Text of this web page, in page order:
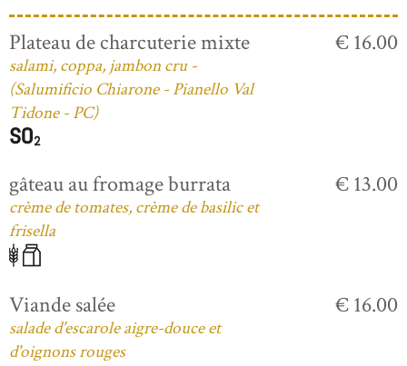
Plateau de charcuterie mixte
salami, coppa, jambon cru -
(Salumificio Chiarone - Pianello Val
Tidone - PC)
€ 16.00
gâteau au fromage burrata
crème de tomates, crème de basilic et
frisella
€ 13.00
Viande salée
salade d'escarole aigre-douce et
d'oignons rouges
€ 16.00